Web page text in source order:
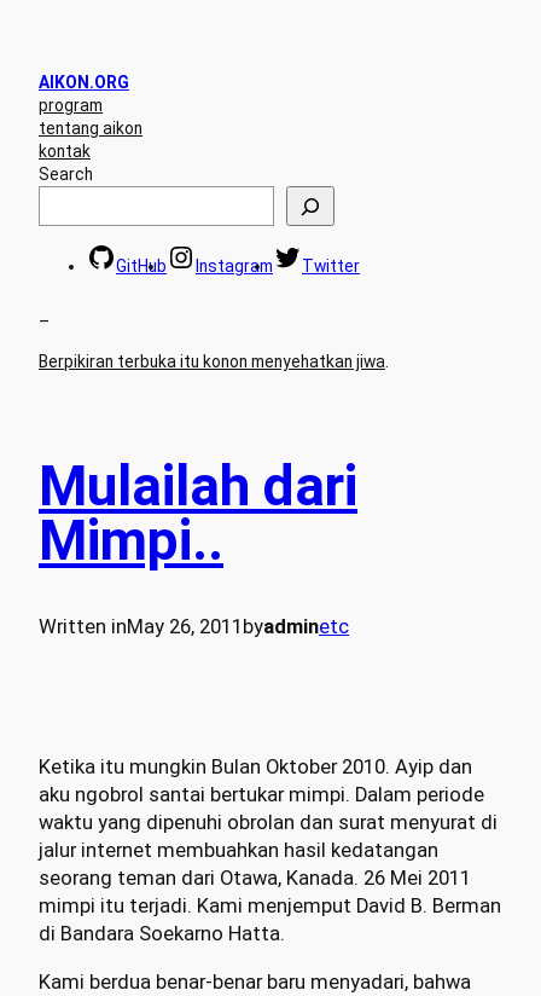
AIKON.ORG
program
tentang aikon
kontak
Search
GitHub Instagram Twitter
–
Berpikiran terbuka itu konon menyehatkan jiwa
Mulailah dari
Mimpi..
Written inMay 26, 2011 byadminetc
Ketika itu mungkin Bulan Oktober 2010. Ayip dan
aku ngobrol santai bertukar mimpi. Dalam periode
waktu yang dipenuhi obrolan dan surat menyurat di
jalur internet membuahkan hasil kedatangan
seorang teman dari Otawa, Kanada. 26 Mei 2011
mimpi itu terjadi. Kami menjemput David B. Berman
di Bandara Soekarno Hatta.
Kami berdua benar-benar baru menyadari, bahwa